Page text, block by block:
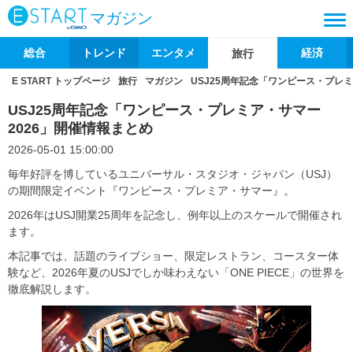
マガジン
総合 トレンド エンタメ 旅行 経済
E START トップページ 旅行 マガジン USJ25周年記念「ワンピース・プレ
USJ25周年記念「ワンピース・プレミア・サマー
2026」開催情報まとめ
2026-05-01 15:00:00
毎年好評を博しているユニバーサル・スタジオ・ジャパン（USJ）
の期間限定イベント『ワンピース・プレミア・サマー』。
2026年はUSJ開業25周年を記念し、例年以上のスケールで開催され
ます。
本記事では、話題のライブショー、限定レストラン、コースター体
験など、2026年夏のUSJでしか味わえない「ONE PIECE」の世界を
徹底解説します。